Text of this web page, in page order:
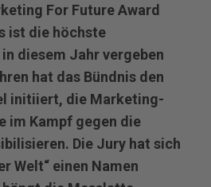
For Future Award
ist die höchste
diesem Jahr vergeben
hat das Bündnis den
initiiert, die Marketing-
im Kampf gegen die
Die Jury hat sich
Welt“ einen Namen